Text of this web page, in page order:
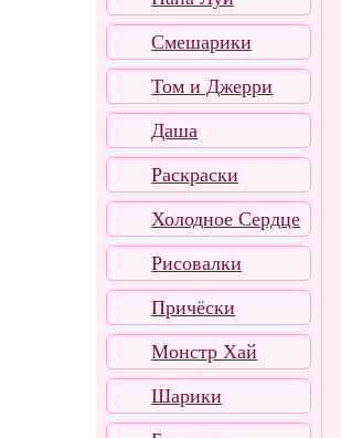
Смешарики
Том и Джерри
Даша
Раскраски
Холодное Сердце
Рисовалки
Причёски
Монстр Хай
Шарики